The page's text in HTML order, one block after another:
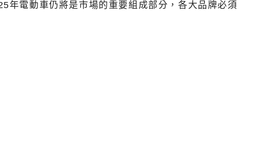
年電動車仍將是市場的重要組成部分，各大品牌必須